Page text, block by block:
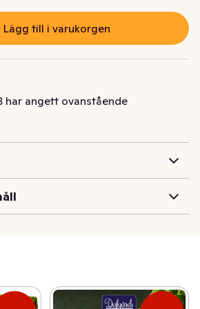
Lägg till i varukorgen
har angett ovanstående